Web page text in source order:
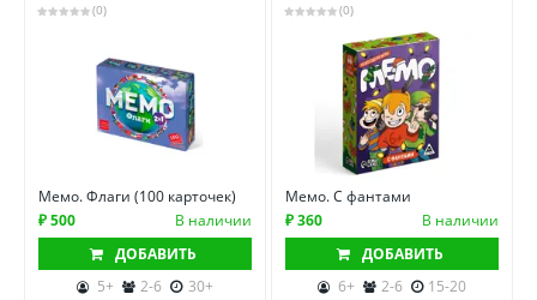
(0)
Мемо. Флаги (100 карточек)
₽ 500
В наличии
ДОБАВИТЬ
5+
2-6 30+
(0)
Мемо. С фантами
₽ 360
В наличии
ДОБАВИТЬ
6+
2-6 15-20